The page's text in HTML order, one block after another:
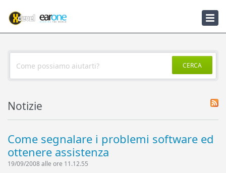
Notizie
CERCA
Notizie
Come segnalare i problemi software ed
ottenere assistenza
19/09/2008 alle ore 11.12.55